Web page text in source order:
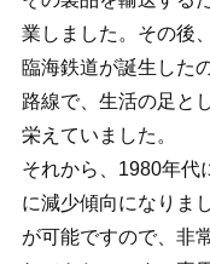
業しました。その後
臨海鉄道が誕生した
路線で、生活の足と
栄えていました。
それから、1980年代
に減少傾向になりま
が可能ですので、非